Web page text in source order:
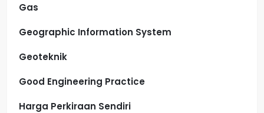
Gas
Geographic Information System
Geoteknik
Good Engineering Practice
Harga Perkiraan Sendiri